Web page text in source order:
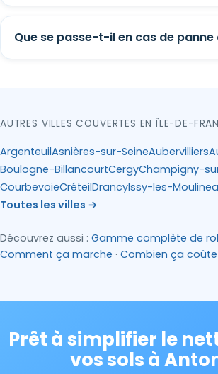
Que se passe-t-il en cas de
AUTRES VILLES COUVERTES EN ÎLE-DE-
ArgenteuilAsnières-sur-SeineAubervilliers
Boulogne-BillancourtCergyChampigny-
CourbevoieCréteilDrancyIssy-les-
Toutes les villes →
Découvrez aussi : Gamme complète de
Comment ça marche · Combien ça coûte
Prêt à simplifier le
vos sols à